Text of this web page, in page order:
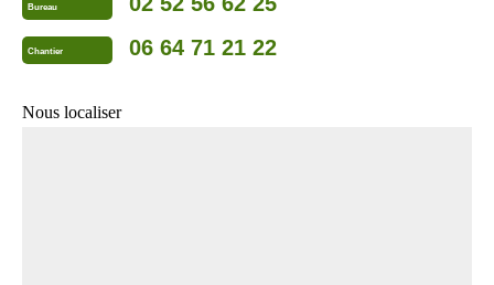
Bureau
Chantier 06 64 71 21 22
Nous localiser